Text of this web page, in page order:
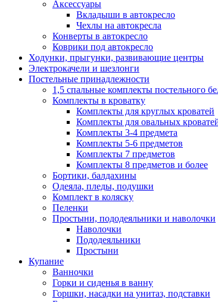
Аксессуары
Вкладыши в автокресло
Чехлы на автокресла
Конверты в автокресло
Коврики под автокресло
Ходунки, прыгунки, развивающие центры
Электрокачели и шезлонги
Постельные принадлежности
1,5 спальные комплекты постельного
Комплекты в кроватку
Комплекты для круглых кроватей
Комплекты для овальных
Комплекты 3-4 предмета
Комплекты 5-6 предметов
Комплекты 7 предметов
Комплекты 8 предметов и более
Бортики, балдахины
Одеяла, пледы, подушки
Комплект в коляску
Пеленки
Простыни, пододеяльники и наволочки
Наволочки
Пододеяльники
Простыни
Купание
Ванночки
Горки и сиденья в ванну
Горшки, насадки на унитаз, подставки